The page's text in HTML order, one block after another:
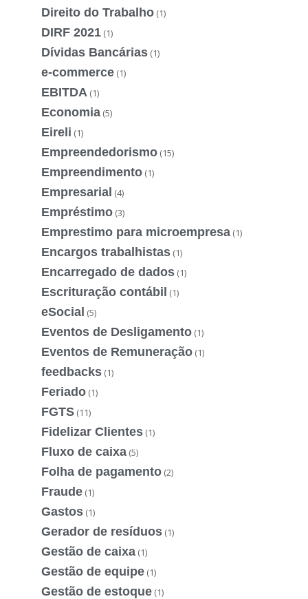
Direito do Trabalho (1)
DIRF 2021 (1)
Dívidas Bancárias (1)
e-commerce (1)
EBITDA (1)
Economia (5)
Eireli (1)
Empreendedorismo (15)
Empreendimento (1)
Empresarial (4)
Empréstimo (3)
Emprestimo para microempresa (1)
Encargos trabalhistas (1)
Encarregado de dados (1)
Escrituração contábil (1)
eSocial (5)
Eventos de Desligamento (1)
Eventos de Remuneração (1)
feedbacks (1)
Feriado (1)
FGTS (11)
Fidelizar Clientes (1)
Fluxo de caixa (5)
Folha de pagamento (2)
Fraude (1)
Gastos (1)
Gerador de resíduos (1)
Gestão de caixa (1)
Gestão de equipe (1)
Gestão de estoque (1)